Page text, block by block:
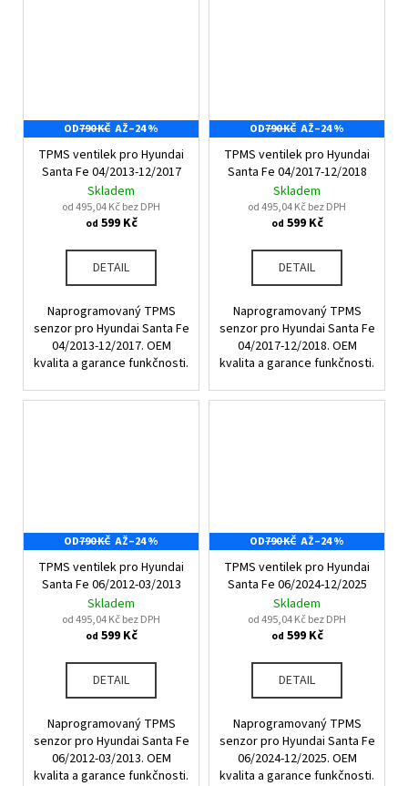
OD790 KČ AŽ–24 %
TPMS ventilek pro Hyundai
Santa Fe 04/2013-12/2017
Skladem
od 495,04 Kč bez DPH
od 599 Kč
DETAIL
Naprogramovaný TPMS
senzor pro Hyundai Santa Fe
04/2013-12/2017. OEM
kvalita a garance funkčnosti.
OD790 KČ AŽ–24 %
TPMS ventilek pro Hyundai
Santa Fe 04/2017-12/2018
Skladem
od 495,04 Kč bez DPH
od 599 Kč
DETAIL
Naprogramovaný TPMS
senzor pro Hyundai Santa Fe
04/2017-12/2018. OEM
kvalita a garance funkčnosti.
OD790 KČ AŽ–24 %
TPMS ventilek pro Hyundai
Santa Fe 06/2012-03/2013
Skladem
od 495,04 Kč bez DPH
od 599 Kč
DETAIL
Naprogramovaný TPMS
senzor pro Hyundai Santa Fe
06/2012-03/2013. OEM
kvalita a garance funkčnosti.
OD790 KČ AŽ–24 %
TPMS ventilek pro Hyundai
Santa Fe 06/2024-12/2025
Skladem
od 495,04 Kč bez DPH
od 599 Kč
DETAIL
Naprogramovaný TPMS
senzor pro Hyundai Santa Fe
06/2024-12/2025. OEM
kvalita a garance funkčnosti.